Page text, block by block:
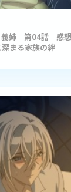
義姉 第04話 感
まる家族の絆